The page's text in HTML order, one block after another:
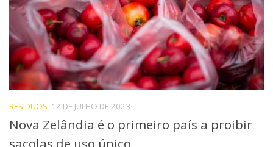
RESÍDUOS 12 DE JULHO DE 2023
Nova Zelândia é o primeiro país a proibir
sacolas de uso único